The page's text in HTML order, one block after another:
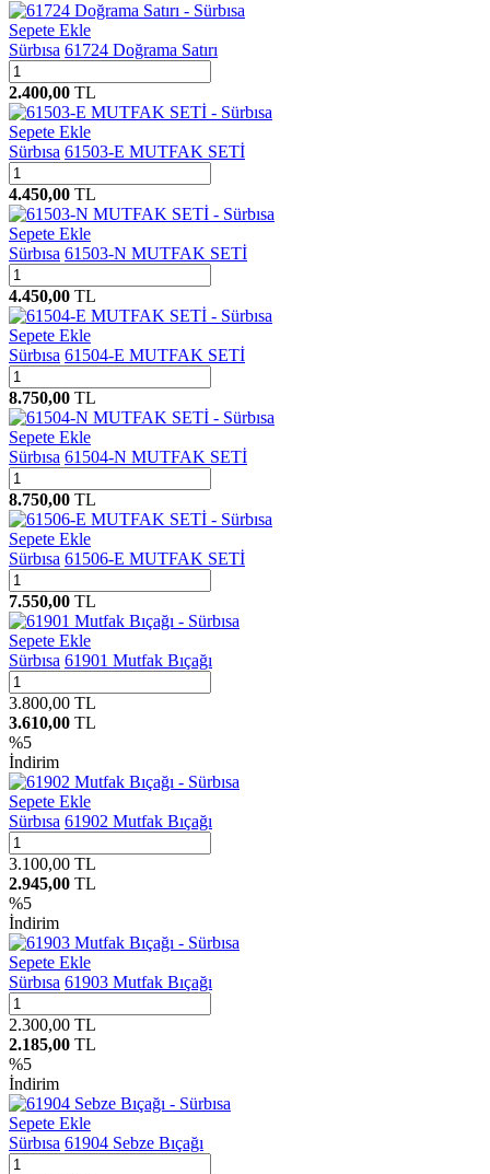
Sepete Ekle
Sürbısa 61724 Doğrama Satırı
2.400,00 TL
Sepete Ekle
Sürbısa 61503-E MUTFAK SETİ
4.450,00 TL
Sepete Ekle
Sürbısa 61503-N MUTFAK SETİ
4.450,00 TL
Sepete Ekle
Sürbısa 61504-E MUTFAK SETİ
8.750,00 TL
Sepete Ekle
Sürbısa 61504-N MUTFAK SETİ
8.750,00 TL
Sepete Ekle
Sürbısa 61506-E MUTFAK SETİ
7.550,00 TL
Sepete Ekle
Sürbısa 61901 Mutfak Bıçağı
3.800,00 TL
3.610,00 TL
%5
İndirim
Sepete Ekle
Sürbısa 61902 Mutfak Bıçağı
3.100,00 TL
2.945,00 TL
%5
İndirim
Sepete Ekle
Sürbısa 61903 Mutfak Bıçağı
2.300,00 TL
2.185,00 TL
%5
İndirim
Sepete Ekle
Sürbısa 61904 Sebze Bıçağı